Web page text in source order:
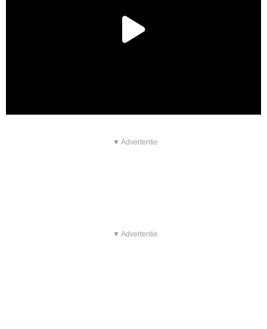
▼ Advertentie
▼ Advertentie